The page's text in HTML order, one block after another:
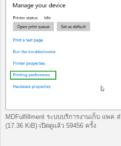
MDFulfillment ระบบบริการงานเก็บ แพค ส่
(17.36 KiB) เปิดดูแล้ว 59456 ครั้ง